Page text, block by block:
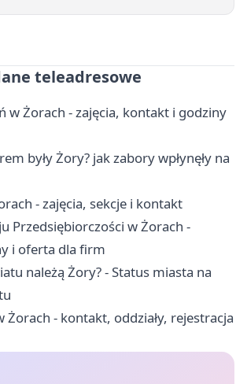
teleadresowe
w Żorach - zajęcia, kontakt i godziny
były Żory? jak zabory wpłynęły na
- zajęcia, sekcje i kontakt
Przedsiębiorczości w Żorach -
i oferta dla firm
należą Żory? - Status miasta na
Żorach - kontakt, oddziały, rejestracja